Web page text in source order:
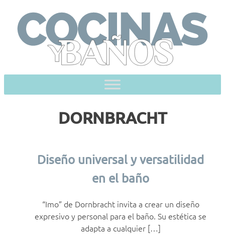
content
DORNBRACHT
Diseño universal y versatilidad
en el baño
“Imo” de Dornbracht invita a crear un diseño
expresivo y personal para el baño. Su estética se
adapta a cualquier […]